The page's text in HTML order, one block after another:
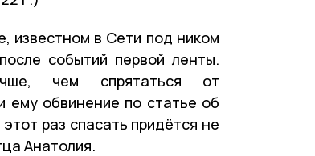
известном в Сети под ником
событий первой ленты.
чем спрятаться от
ему обвинение по статье об
раз спасать придётся не
Анатолия.